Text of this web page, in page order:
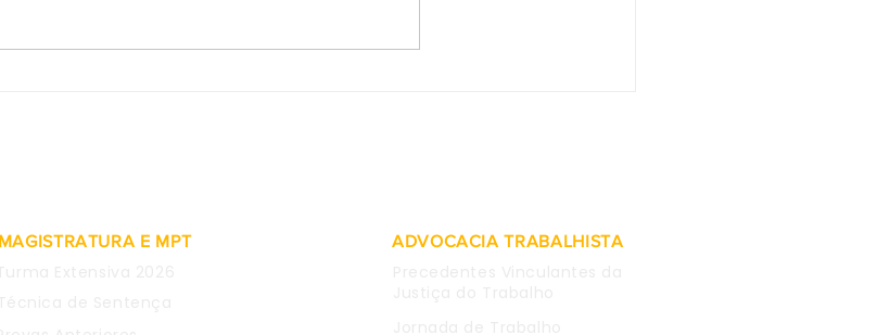
MAGISTRATURA E MPT ADVOCACIA TRABALHISTA